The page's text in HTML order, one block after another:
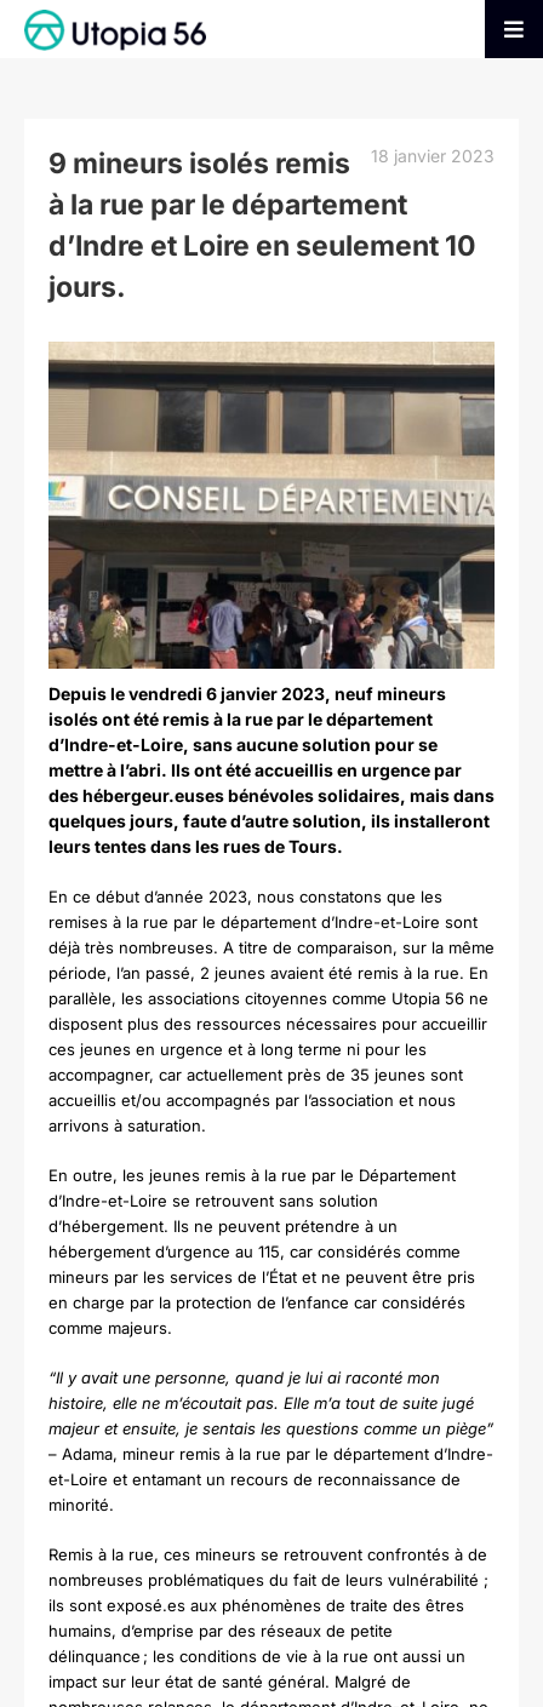
Passer
S’INFORMER
ADHÉRER
FAIRE UN DON
18 janvier 2023
9 mineurs isolés remis
à la rue par le département
d’Indre et Loire en seulement 10
jours.
Voir
l'image
Depuis le vendredi 6 janvier 2023, neuf mineurs
isolés ont été remis à la rue par le département
d’Indre-et-Loire, sans aucune solution pour se
mettre à l’abri. Ils ont été accueillis en urgence par
des hébergeur.euses bénévoles solidaires, mais dans
quelques jours, faute d’autre solution, ils installeront
leurs tentes dans les rues de Tours.
En ce début d’année 2023, nous constatons que les
remises à la rue par le département d’Indre-et-Loire sont
déjà très nombreuses. A titre de comparaison, sur la même
période, l’an passé, 2 jeunes avaient été remis à la rue. En
parallèle, les associations citoyennes comme Utopia 56 ne
disposent plus des ressources nécessaires pour accueillir
ces jeunes en urgence et à long terme ni pour les
accompagner, car actuellement près de 35 jeunes sont
accueillis et/ou accompagnés par l’association et nous
arrivons à saturation.
En outre, les jeunes remis à la rue par le Département
d’Indre-et-Loire se retrouvent sans solution
d’hébergement. Ils ne peuvent prétendre à un
hébergement d’urgence au 115, car considérés comme
mineurs par les services de l’État et ne peuvent être pris
en charge par la protection de l’enfance car considérés
comme majeurs.
“Il y avait une personne, quand je lui ai raconté mon
histoire, elle ne m’écoutait pas. Elle m’a tout de suite jugé
majeur et ensuite, je sentais les questions comme un piège”
– Adama, mineur remis à la rue par le département d’Indre-
et-Loire et entamant un recours de reconnaissance de
minorité.
Remis à la rue, ces mineurs se retrouvent confrontés à de
nombreuses problématiques du fait de leurs vulnérabilité ;
ils sont exposé.es aux phénomènes de traite des êtres
humains, d’emprise par des réseaux de petite
délinquance ; les conditions de vie à la rue ont aussi un
impact sur leur état de santé général. Malgré de